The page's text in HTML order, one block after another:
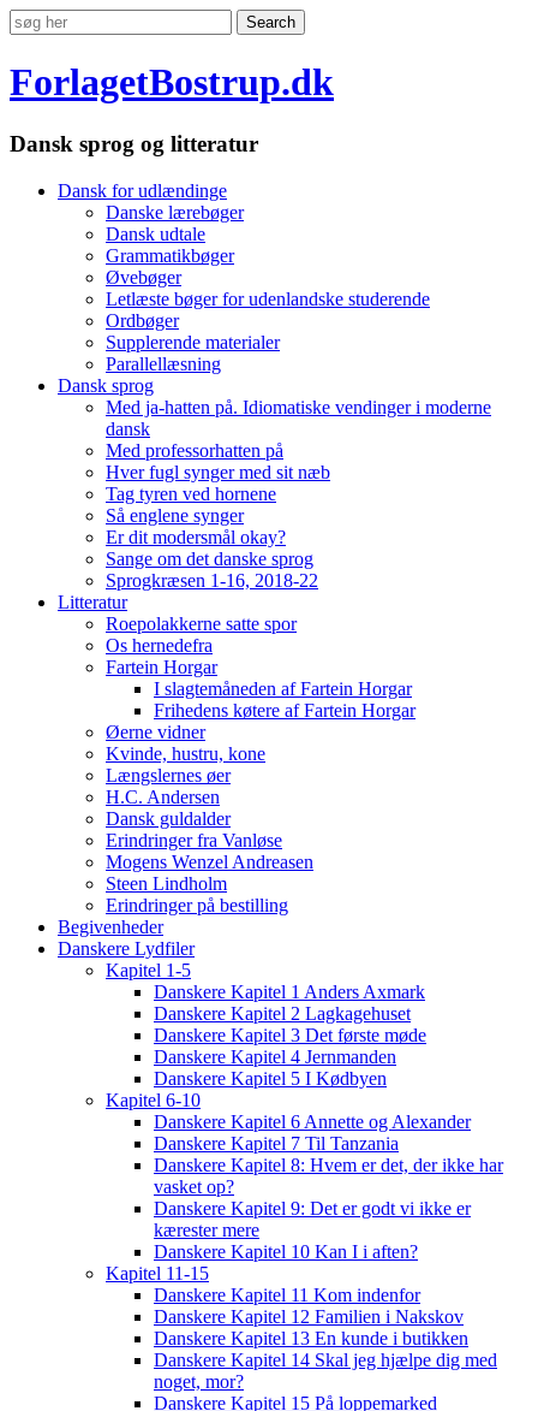
ForlagetBostrup.dk
Dansk sprog og litteratur
Dansk for udlændinge
Danske lærebøger
Dansk udtale
Grammatikbøger
Øvebøger
Letlæste bøger for udenlandske studerende
Ordbøger
Supplerende materialer
Parallellæsning
Dansk sprog
Med ja-hatten på. Idiomatiske vendinger i moderne
dansk
Med professorhatten på
Hver fugl synger med sit næb
Tag tyren ved hornene
Så englene synger
Er dit modersmål okay?
Sange om det danske sprog
Sprogkræsen 1-16, 2018-22
Litteratur
Roepolakkerne satte spor
Os hernedefra
Fartein Horgar
I slagtemåneden af Fartein Horgar
Frihedens køtere af Fartein Horgar
Øerne vidner
Kvinde, hustru, kone
Længslernes øer
H.C. Andersen
Dansk guldalder
Erindringer fra Vanløse
Mogens Wenzel Andreasen
Steen Lindholm
Erindringer på bestilling
Begivenheder
Danskere Lydfiler
Kapitel 1-5
Danskere Kapitel 1 Anders Axmark
Danskere Kapitel 2 Lagkagehuset
Danskere Kapitel 3 Det første møde
Danskere Kapitel 4 Jernmanden
Danskere Kapitel 5 I Kødbyen
Kapitel 6-10
Danskere Kapitel 6 Annette og Alexander
Danskere Kapitel 7 Til Tanzania
Danskere Kapitel 8: Hvem er det, der ikke har
vasket op?
Danskere Kapitel 9: Det er godt vi ikke er
kærester mere
Danskere Kapitel 10 Kan I i aften?
Kapitel 11-15
Danskere Kapitel 11 Kom indenfor
Danskere Kapitel 12 Familien i Nakskov
Danskere Kapitel 13 En kunde i butikken
Danskere Kapitel 14 Skal jeg hjælpe dig med
noget, mor?
Danskere Kapitel 15 På loppemarked